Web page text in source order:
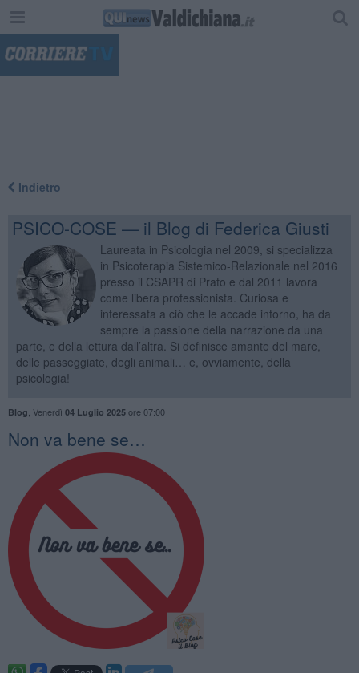
Indietro
PSICO-COSE — il Blog di Federica Giusti
Laureata in Psicologia nel 2009, si specializza
in Psicoterapia Sistemico-Relazionale nel 2016
presso il CSAPR di Prato e dal 2011 lavora
come libera professionista. Curiosa e
interessata a ciò che le accade intorno, ha da
sempre la passione della narrazione da una
parte, e della lettura dall’altra. Si definisce amante del mare,
delle passeggiate, degli animali… e, ovviamente, della
psicologia!
Blog Venerdì 04 Luglio 2025ore 07:00
Non va bene se…